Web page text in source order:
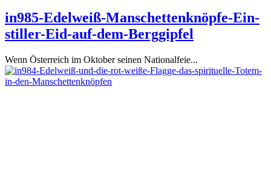
in985-Edelweiß-Manschettenknöpfe-Ein-
stiller-Eid-auf-dem-Berggipfel
Wenn Österreich im Oktober seinen Nationalfeie...